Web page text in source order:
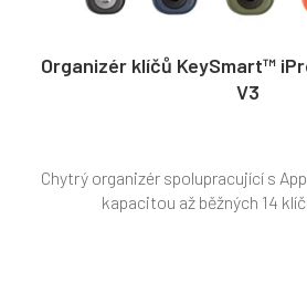
Organizér klíčů KeySmart™
V3
produktu
Chytrý organizér spolupracující s
kapacitou až běžných 14